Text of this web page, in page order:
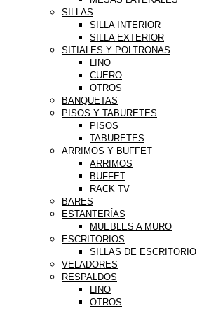
SILLAS
SILLA INTERIOR
SILLA EXTERIOR
SITIALES Y POLTRONAS
LINO
CUERO
OTROS
BANQUETAS
PISOS Y TABURETES
PISOS
TABURETES
ARRIMOS Y BUFFET
ARRIMOS
BUFFET
RACK TV
BARES
ESTANTERÍAS
MUEBLES A MURO
ESCRITORIOS
SILLAS DE ESCRITORIO
VELADORES
RESPALDOS
LINO
OTROS